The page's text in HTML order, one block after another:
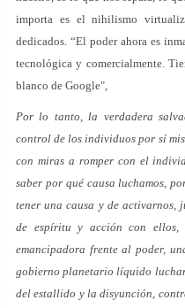
importa es el nihilismo
dedicados. “El poder ahora es
tecnológica y comercialmente.
blanco de Google",
Por lo tanto, la verdadera
control de los individuos por sí
con miras a romper con el
saber por qué causa luchamos,
tener una causa y de activarnos,
de espíritu y acción con ellos,
emancipadora frente al poder,
gobierno planetario líquido
del estallido y la disyunción,